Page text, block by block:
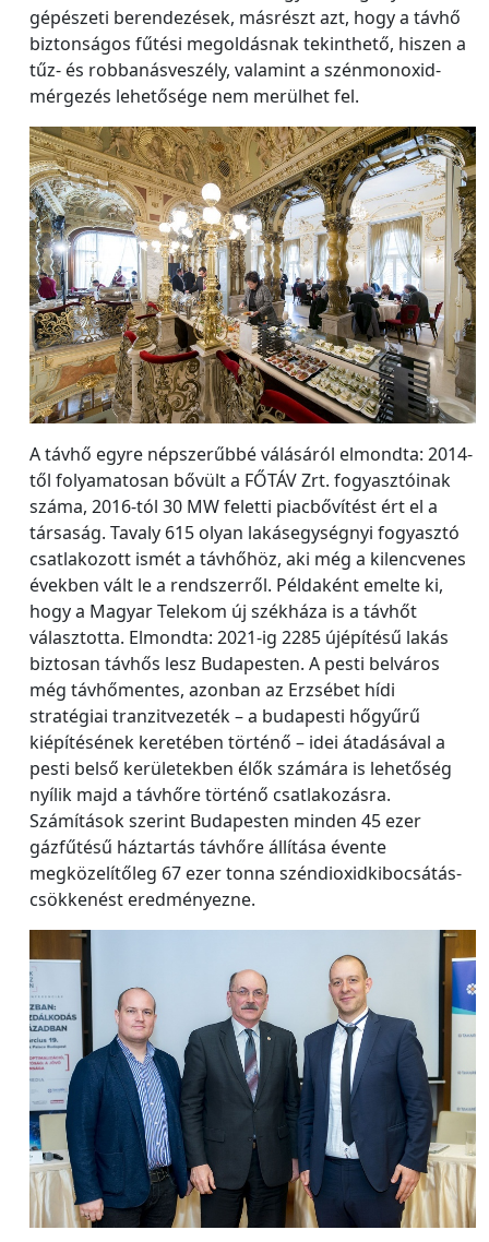
gépészeti berendezések, másrészt azt, hogy a távhő
biztonságos fűtési megoldásnak tekinthető, hiszen a
tűz- és robbanásveszély, valamint a szénmonoxid-
mérgezés lehetősége nem merülhet fel.
A távhő egyre népszerűbbé válásáról elmondta: 2014-
től folyamatosan bővült a FŐTÁV Zrt. fogyasztóinak
száma, 2016-tól 30 MW feletti piacbővítést ért el a
társaság. Tavaly 615 olyan lakásegységnyi fogyasztó
csatlakozott ismét a távhőhöz, aki még a kilencvenes
években vált le a rendszerről. Példaként emelte ki,
hogy a Magyar Telekom új székháza is a távhőt
választotta. Elmondta: 2021-ig 2285 újépítésű lakás
biztosan távhős lesz Budapesten. A pesti belváros
még távhőmentes, azonban az Erzsébet hídi
stratégiai tranzitvezeték – a budapesti hőgyűrű
kiépítésének keretében történő – idei átadásával a
pesti belső kerületekben élők számára is lehetőség
nyílik majd a távhőre történő csatlakozásra.
Számítások szerint Budapesten minden 45 ezer
gázfűtésű háztartás távhőre állítása évente
megközelítőleg 67 ezer tonna széndioxidkibocsátás-
csökkenést eredményezne.